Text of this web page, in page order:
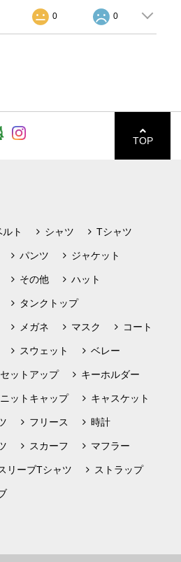
0 0
TOP
ルト シャツ Tシャツ
パンツ ジャケット
その他 ハット
タンクトップ
メガネ マスク コート
スウェット ベレー
セットアップ キーホルダー
ニットキャップ キャスケット
フリース 時計
スカーフ マフラー
リーブTシャツ ストラップ